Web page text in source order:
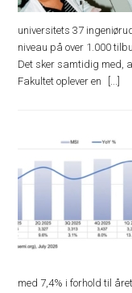
universitets 37
niveau på over 1.000
Det sker samtidig med,
Fakultet oplever en
med 7,4% i forhold til